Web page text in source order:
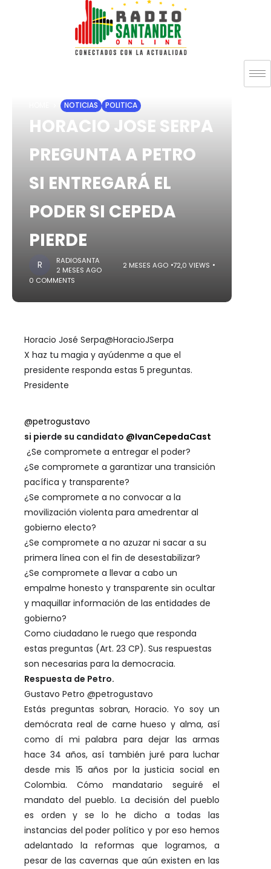
NOTICIAS POLITICA
HORACIO JOSE SERPA
PREGUNTA A PETRO
SI ENTREGARÁ EL
PODER SI CEPEDA
PIERDE
RADIOSANTA
2 MESES AGO
2 MESES AGO 72,0 VIEWS
0 COMMENTS
Horacio José Serpa@HoracioJSerpa
X haz tu magia y ayúdenme a que el
presidente responda estas 5 preguntas.
Presidente
@petrogustavo
si pierde su candidato @IvanCepedaCast
¿Se compromete a entregar el poder?
¿Se compromete a garantizar una transición
pacífica y transparente?
¿Se compromete a no convocar a la
movilización violenta para amedrentar al
gobierno electo?
¿Se compromete a no azuzar ni sacar a su
primera línea con el fin de desestabilizar?
¿Se compromete a llevar a cabo un
empalme honesto y transparente sin ocultar
y maquillar información de las entidades de
gobierno?
Como ciudadano le ruego que responda
estas preguntas (Art. 23 CP). Sus respuestas
son necesarias para la democracia.
Respuesta de Petro.
Gustavo Petro @petrogustavo
Estás preguntas sobran, Horacio. Yo soy un
demócrata real de carne hueso y alma, así
como dí mi palabra para dejar las armas
hace 34 años, así también juré para luchar
desde mis 15 años por la justicia social en
Colombia. Cómo mandatario seguiré el
mandato del pueblo. La decisión del pueblo
es orden y se lo he dicho a todas las
instancias del poder político y por eso hemos
adelantado la reformas que logramos, a
pesar de las cavernas que aún existen en las